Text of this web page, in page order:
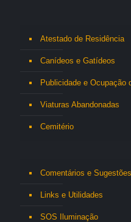
Atestado de Residência
Canídeos e Gatídeos
Publicidade e Ocupação
Viaturas Abandonadas
Cemitério
Comentários e Sugestões
Links e Utilidades
SOS Iluminação